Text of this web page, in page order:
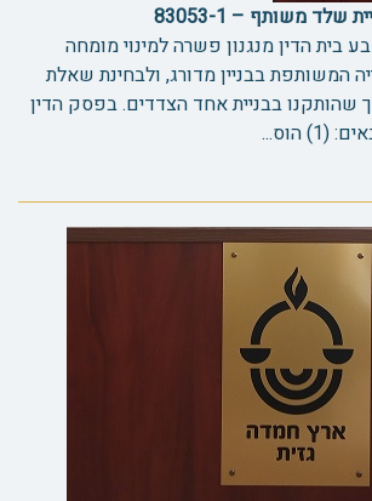
משותף – 83053-1
בית הדין מנגנון פשרה למינוי מומחה
המשותפת בבניין מדורג, ולבחינת שאלת
שהותקנו בבניית אחד הצדדים. בפסק הדין
הוס...